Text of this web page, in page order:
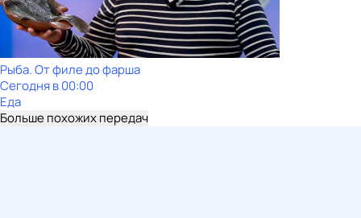
Рыба. От филе до фарша
Сегодня в 00:00
Еда
Больше похожих передач